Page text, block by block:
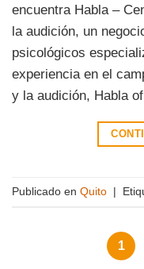
encuentra Habla –
la audición, un
psicológicos
experiencia en el
y la audición, Habla
Publicado en Quito
1